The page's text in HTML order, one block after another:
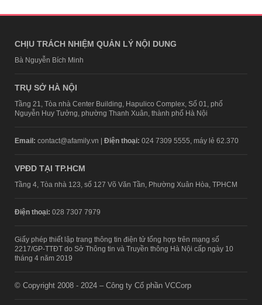
CHỊU TRÁCH NHIỆM QUẢN LÝ NỘI DUNG
Bà Nguyễn Bích Minh
TRỤ SỞ HÀ NỘI
Tầng 21, Tòa nhà Center Building, Hapulico Complex, Số 01, phố
Nguyễn Huy Tưởng, phường Thanh Xuân, thành phố Hà Nội
Email: contact@afamily.vn | Điện thoại: 024 7309 5555, máy lẻ 62.370
VPĐD TẠI TP.HCM
Tầng 4, Tòa nhà 123, số 127 Võ Văn Tần, Phường Xuân Hòa, TPHCM
Điện thoại: 028 7307 7979
Giấy phép thiết lập trang thông tin điện tử tổng hợp trên mạng số
2217/GP-TTĐT do Sở Thông tin và Truyền thông Hà Nội cấp ngày 10
tháng 4 năm 2019
© Copyright 2008 - 2024 – Công ty Cổ phần VCCorp